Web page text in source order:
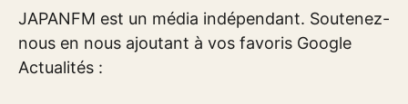
JAPANFM est un média indépendant. Soutenez-
nous en nous ajoutant à vos favoris Google
Actualités :